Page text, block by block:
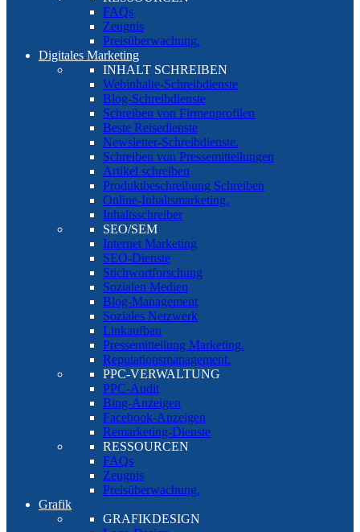
FAQs
Zeugnis
Preisüberwachung.
Digitales Marketing
INHALT SCHREIBEN
Webinhalte-Schreibdienste
Blog-Schreibdienste
Schreiben von Firmenprofilen
Beste Reisedienste
Newsletter-Schreibdienste.
Schreiben von Pressemitteilungen
Artikel schreiben
Produktbeschreibung Schreiben
Online-Inhaltsmarketing.
Inhaltsschreiber
SEO/SEM
Internet Marketing
SEO-Dienste
Stichwortforschung
Sozialen Medien
Blog-Management
Soziales Netzwerk
Linkaufbau
Pressemitteilung Marketing.
Reputationsmanagement.
PPC-VERWALTUNG
PPC-Audit
Bing-Anzeigen
Facebook-Anzeigen
Remarketing-Dienste
RESSOURCEN
FAQs
Zeugnis
Preisüberwachung.
Grafik
GRAFIKDESIGN